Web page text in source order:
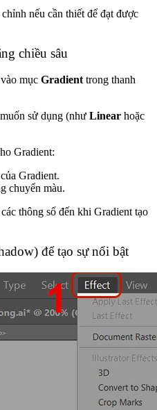
nếu cần thiết để đạt được
chiều sâu
mục Gradienttrong thanh
sử dụng (như Linear hoặc
Gradient:
của Gradient.
chuyển màu.
thông số đến khi Gradient tạo
để tạo sự nổi bật